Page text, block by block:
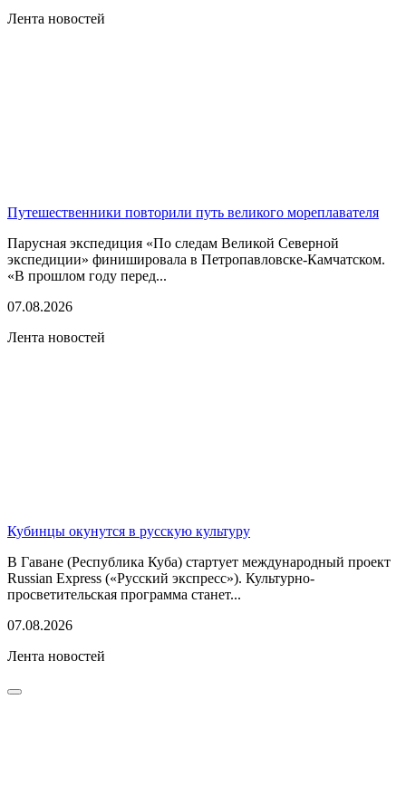
Лента новостей
Путешественники повторили путь великого мореплавателя
Парусная экспедиция «По следам Великой Северной
экспедиции» финишировала в Петропавловске-Камчатском.
«В прошлом году перед...
07.08.2026
Лента новостей
Кубинцы окунутся в русскую культуру
В Гаване (Республика Куба) стартует международный проект
Russian Express («Русский экспресс»). Культурно-
просветительская программа станет...
07.08.2026
Лента новостей